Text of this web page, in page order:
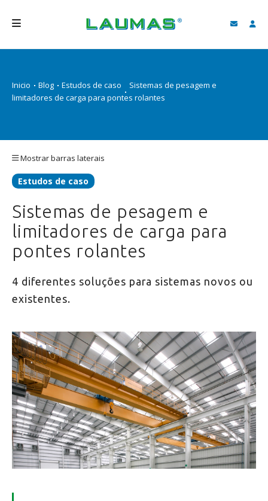
PRODUTOS
VIDEOS
BLOG
NOVIDADES
FIND
Inicio Blog Estudos de caso
Sistemas de pesagem e
limitadores de carga para pontes rolantes
Mostrar barras laterais
Estudos de caso
Sistemas de pesagem e
limitadores de carga para
pontes rolantes
4 diferentes soluções para sistemas novos ou
existentes.